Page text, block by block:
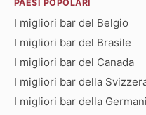
PAESI POPOLARI
I migliori bar del Belgio
I migliori bar del Brasile
I migliori bar del Canada
I migliori bar della
I migliori bar della